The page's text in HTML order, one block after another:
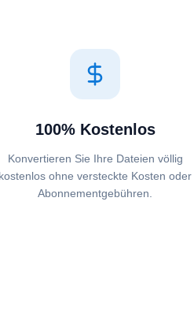
100% Kostenlos
Konvertieren Sie Ihre Dateien völlig
kostenlos ohne versteckte Kosten oder
Abonnementgebühren.